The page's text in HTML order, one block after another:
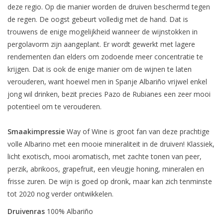
deze regio. Op die manier worden de druiven beschermd tegen
de regen. De oogst gebeurt volledig met de hand. Dat is
trouwens de enige mogelijkheid wanneer de wijnstokken in
pergolavorm zijn aangeplant. Er wordt gewerkt met lagere
rendementen dan elders om zodoende meer concentratie te
krijgen. Dat is ook de enige manier om de wijnen te laten
verouderen, want hoewel men in Spanje Albariño vrijwel enkel
jong wil drinken, bezit precies Pazo de Rubianes een zeer mooi
potentieel om te verouderen.
Smaakimpressie Way of Wine is groot fan van deze prachtige
volle Albarino met een mooie mineraliteit in de druiven! Klassiek,
licht exotisch, mooi aromatisch, met zachte tonen van peer,
perzik, abrikoos, grapefruit, een vleugje honing, mineralen en
frisse zuren. De wijn is goed op dronk, maar kan zich tenminste
tot 2020 nog verder ontwikkelen.
Druivenras 100% Albariño